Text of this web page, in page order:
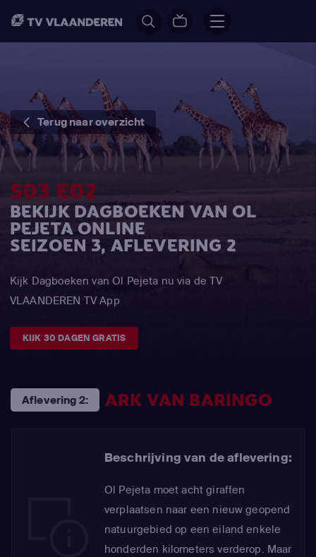
Terug naar overzicht
S03 E02
BEKIJK DAGBOEKEN VAN OL
PEJETA ONLINE
SEIZOEN 3, AFLEVERING 2
Kijk Dagboeken van Ol Pejeta nu via de TV
VLAANDEREN TV App
KIJK 30 DAGEN GRATIS
Aflevering 2: ARK VAN BARINGO
Beschrijving van de aflevering:
Ol Pejeta moet acht giraffen
verplaatsen naar een nieuw geopend
natuurgebied op een eiland enkele
honderden kilometers verderop. Maar